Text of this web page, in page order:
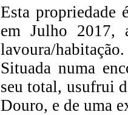
Esta propriedade
em Julho 2017,
lavoura/habitação.
Situada numa
seu total, usufrui
Douro, e de uma